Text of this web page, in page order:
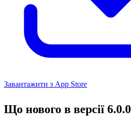
Завантажити з App Store
Що нового в версії 6.0.0